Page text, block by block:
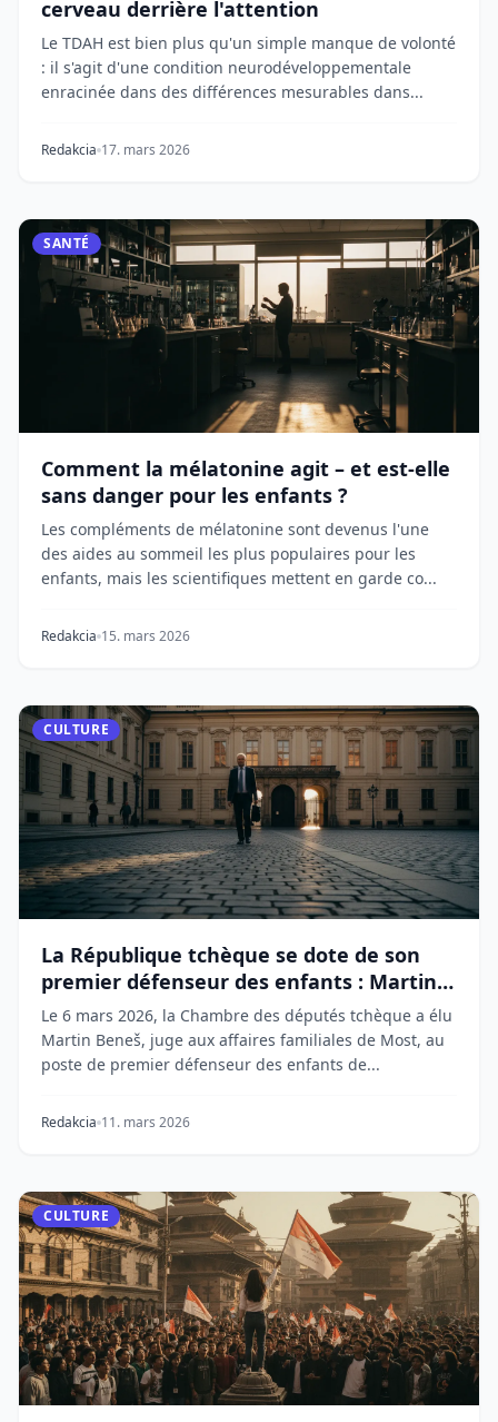
cerveau derrière l'attention
Le TDAH est bien plus qu'un simple manque de volonté
: il s'agit d'une condition neurodéveloppementale
enracinée dans des différences mesurables dans...
Redakcia 17. mars 2026
SANTÉ
Comment la mélatonine agit – et est-elle
sans danger pour les enfants ?
Les compléments de mélatonine sont devenus l'une
des aides au sommeil les plus populaires pour les
enfants, mais les scientifiques mettent en garde co...
Redakcia 15. mars 2026
CULTURE
La République tchèque se dote de son
premier défenseur des enfants : Martin
Beneš
Le 6 mars 2026, la Chambre des députés tchèque a élu
Martin Beneš, juge aux affaires familiales de Most, au
poste de premier défenseur des enfants de...
Redakcia 11. mars 2026
CULTURE